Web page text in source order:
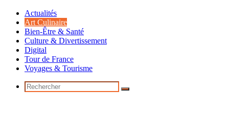
Actualités
Art Culinaire
Bien-Être & Santé
Culture & Divertissement
Digital
Tour de France
Voyages & Tourisme
Rechercher